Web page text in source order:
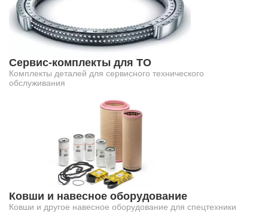
Сервис-комплекты для ТО
Комплекты деталей для сервисного технического
обслуживания
Ковши и навесное оборудование
Ковши и другое навесное оборудование для спецтехники